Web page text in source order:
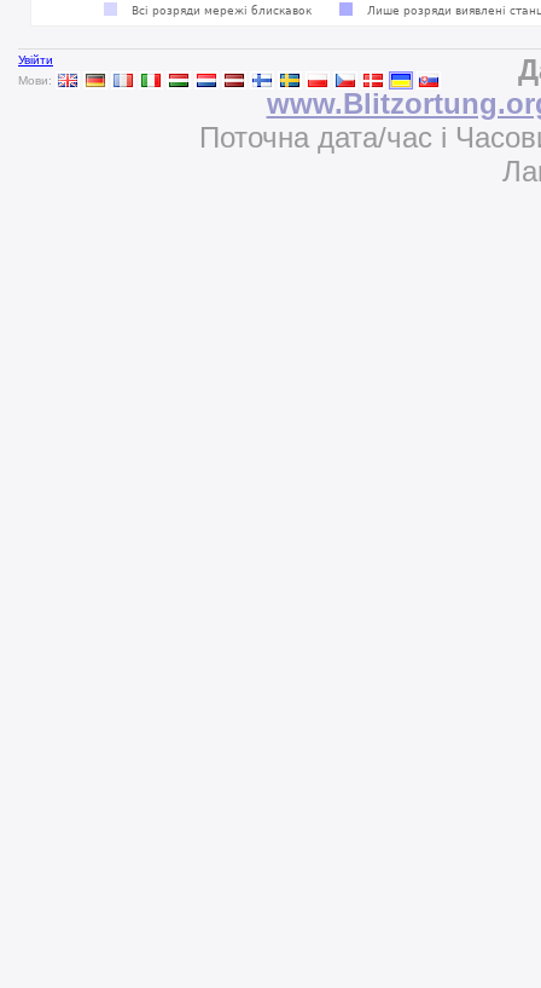
Увійти
Мови:
Поточна дата/час і